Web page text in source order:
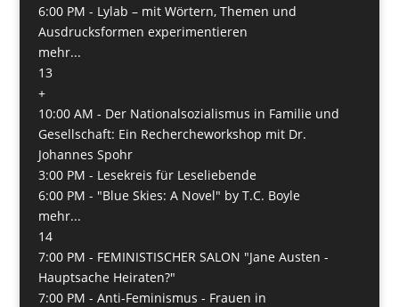
6:00 PM - Lylab – mit Wörtern, Themen und
Ausdrucksformen experimentieren
mehr...
13
+
10:00 AM - Der Nationalsozialismus in Familie und
Gesellschaft: Ein Rechercheworkshop mit Dr.
Johannes Spohr
3:00 PM - Lesekreis für Leseliebende
6:00 PM - "Blue Skies: A Novel" by T.C. Boyle
mehr...
14
7:00 PM - FEMINISTISCHER SALON "Jane Austen -
Hauptsache Heiraten?"
7:00 PM - Anti-Feminismus - Frauen in